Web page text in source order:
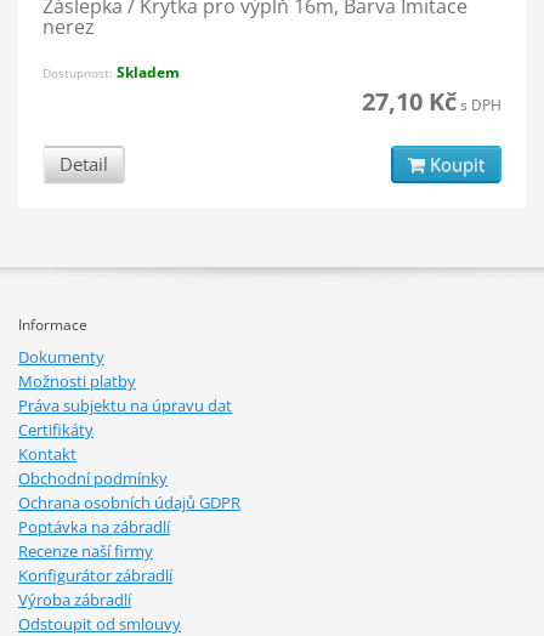
Záslepka / Krytka pro výplň 16m, Barva Imitace
nerez
Dostupnost: Skladem
27,10 Kčs DPH
Detail Koupit
Informace
Dokumenty
Možnosti platby
Práva subjektu na úpravu dat
Certifikáty
Kontakt
Obchodní podmínky
Ochrana osobních údajů GDPR
Poptávka na zábradlí
Recenze naší firmy
Konfigurátor zábradlí
Výroba zábradlí
Odstoupit od smlouvy